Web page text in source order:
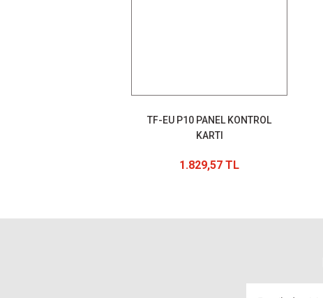
TF-EU P10 PANEL KONTROL
KARTI
1.829,57 TL